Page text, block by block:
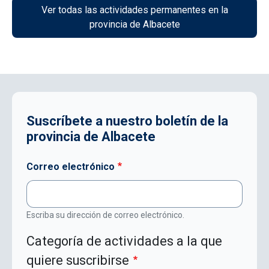
Ver todas las actividades permanentes en la
provincia de Albacete
Suscríbete a nuestro boletín de la
provincia de Albacete
Correo electrónico
Escriba su dirección de correo electrónico.
Categoría de actividades a la que
quiere suscribirse